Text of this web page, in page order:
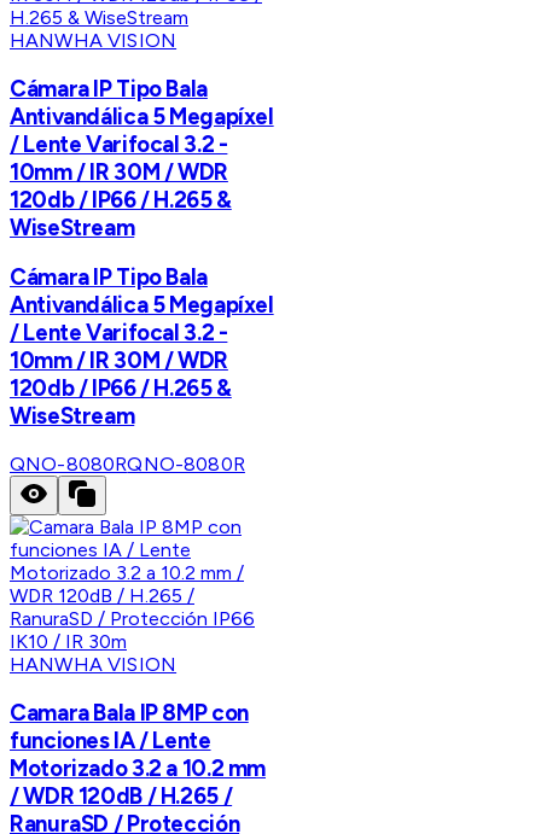
HANWHA VISION
Cámara IP Tipo Bala
Antivandálica 5 Megapíxel
/ Lente Varifocal 3.2 -
10mm / IR 30M / WDR
120db / IP66 / H.265 &
WiseStream
Cámara IP Tipo Bala
Antivandálica 5 Megapíxel
/ Lente Varifocal 3.2 -
10mm / IR 30M / WDR
120db / IP66 / H.265 &
WiseStream
QNO-8080RQNO-8080R
HANWHA VISION
Camara Bala IP 8MP con
funciones IA / Lente
Motorizado 3.2 a 10.2 mm
/ WDR 120dB / H.265 /
RanuraSD / Protección